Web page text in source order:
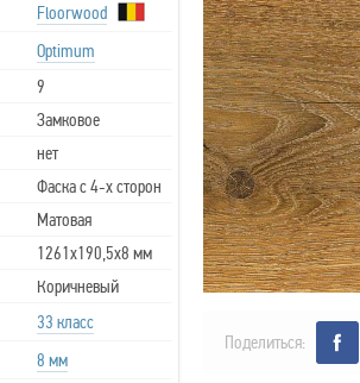
Floorwood
Optimum
9
Замковое
нет
Фаска с 4-х сторон
Матовая
1261х190,5х8 мм
Коричневый
33 класс
8 мм
Поделиться: